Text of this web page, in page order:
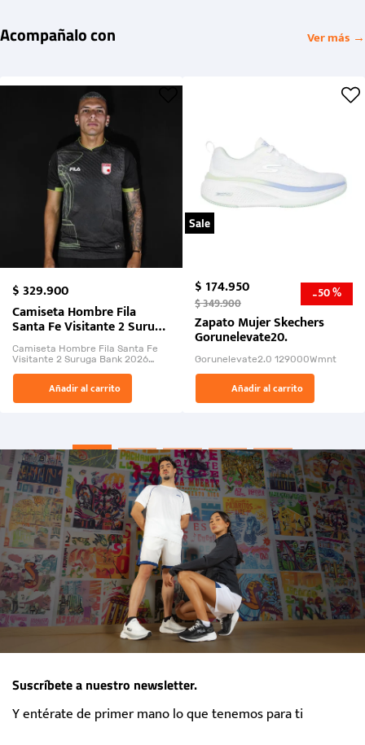
Acompañalo con Ver más →
$329.900
Camiseta Hombre Fila
Santa Fe Visitante 2 Suruga
Bank 2026
Camiseta Hombre Fila Santa Fe
Visitante 2 Suruga Bank 2026
El Rugido del Sol Naciente:
“Primeros para la Et...
Añadir al carrito
Sale
$174.950
$349.900 -50 %
Zapato Mujer Skechers
Gorunelevate20.
Gorunelevate2.0 129000Wmnt
Añadir al carrito
Suscríbete a nuestro newsletter.
Y entérate de primer mano lo que tenemos para ti